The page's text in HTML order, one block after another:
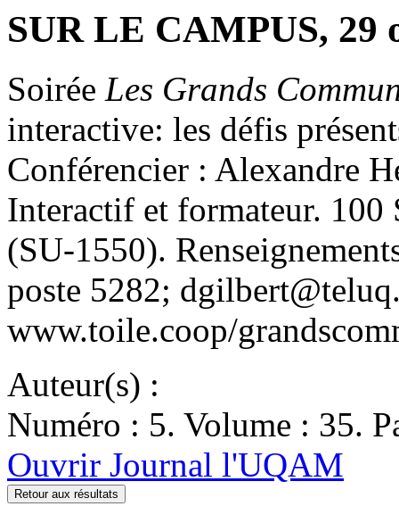
SUR LE CAMPUS, 29
Soirée Les Grands
interactive: les défis
Conférencier : Alexandre
Interactif et formateur. 100
(SU-1550).
poste 5282;
www.toile.coop/
Auteur(s) :
Numéro : 5. Volume : 35.
Ouvrir Journal l'UQAM
Retour aux résultats